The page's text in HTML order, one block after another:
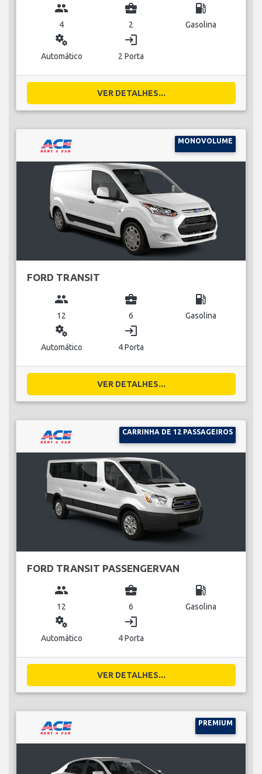
group
4
business_center
2
local_gas_station
Gasolina
miscellaneous_services
Automático
login
2 Porta
VER DETALHES...
MONOVOLUME
FORD TRANSIT
group
12
business_center
6
local_gas_station
Gasolina
miscellaneous_services
Automático
login
4 Porta
VER DETALHES...
CARRINHA DE 12 PASSAGEIROS
FORD TRANSIT PASSENGERVAN
group
12
business_center
6
local_gas_station
Gasolina
miscellaneous_services
Automático
login
4 Porta
VER DETALHES...
PREMIUM